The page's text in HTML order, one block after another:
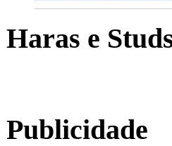
Haras e
Publicidade